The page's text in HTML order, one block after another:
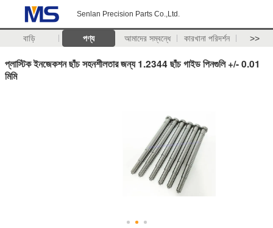
Senlan Precision Parts Co.,Ltd.
বাড়ি পণ্য আমাদের সম্বন্ধে কারখানা পরিদর্শন >>
প্লাস্টিক ইনজেকশন ছাঁচ সহনশীলতার জন্য 1.2344 ছাঁচ গাইড পিনগুলি +/- 0.01
মিমি